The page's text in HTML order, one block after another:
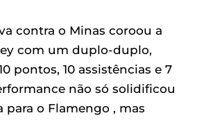
contra o Minas coroou a
com um duplo-duplo,
pontos, 10 assistências e 7
não só solidificou
o Flamengo , mas